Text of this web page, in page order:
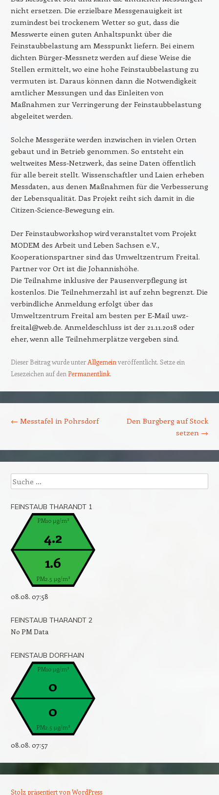
nicht ersetzen. Die erzielbare Messgenauigkeit ist
zumindest bei trockenem Wetter so gut, dass die
Messwerte einen guten Anhaltspunkt über die
Feinstaubbelastung am Messpunkt liefern. Bei einem
dichten Bürger-Messnetz werden auf diese Weise die
Stellen ermittelt, wo eine hohe Feinstaubbelastung zu
vermuten ist. Daraus können dann die Notwendigkeit
amtlicher Messungen und das Einleiten von
Maßnahmen zur Verringerung der Feinstaubbelastung
abgeleitet werden.
Solche Messgeräte werden inzwischen in vielen Orten
gebaut und in Betrieb genommen. So entsteht ein
weltweites Mess-Netzwerk, das seine Daten öffentlich
für alle bereit stellt. Wissenschaftler und Laien erheben
Messdaten, aus denen Maßnahmen für die Verbesserung
der Lebensqualität. Das Projekt reiht sich damit in die
Citizen-Science-Bewegung ein.
Der Feinstaubworkshop wird veranstaltet vom Projekt
MODEM des Arbeit und Leben Sachsen e.V.,
Kooperationspartner sind das Umweltzentrum Freital.
Partner vor Ort ist die Johannishöhe.
Die Teilnahme inklusive der Pausenverpflegung ist
kostenlos. Die Teilnehmerzahl ist auf zehn begrenzt. Die
verbindliche Anmeldung erfolgt über das
Umweltzentrum Freital am besten per E-Mail uwz-
freital@web.de. Anmeldeschluss ist der 21.11.2018 oder
eher, wenn alle Teilnehmerplätze vergeben sind.
Dieser Beitrag wurde unter Allgemein veröffentlicht. Setze ein
Lesezeichen auf den Permanentlink.
← Messtafel in Pohrsdorf
Den Burgberg auf Stock
setzen →
Suche
FEINSTAUB THARANDT 1
PM10 µg/m³
PM2.5 µg/m³
4.2
1.6
08.08. 07:58
FEINSTAUB THARANDT 2
No PM Data
FEINSTAUB DORFHAIN
PM10 µg/m³
PM2.5 µg/m³
0
0
08.08. 07:57
Stolz präsentiert von WordPress